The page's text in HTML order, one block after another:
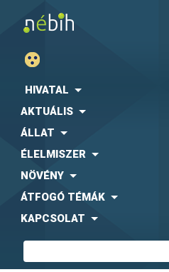
HIVATAL
AKTUÁLIS
ÁLLAT
ÉLELMISZER
NÖVÉNY
ÁTFOGÓ TÉMÁK
KAPCSOLAT